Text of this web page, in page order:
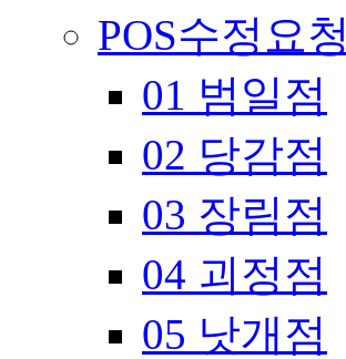
POS수정요청
01 범일점
02 당감점
03 장림점
04 괴정점
05 낫개점